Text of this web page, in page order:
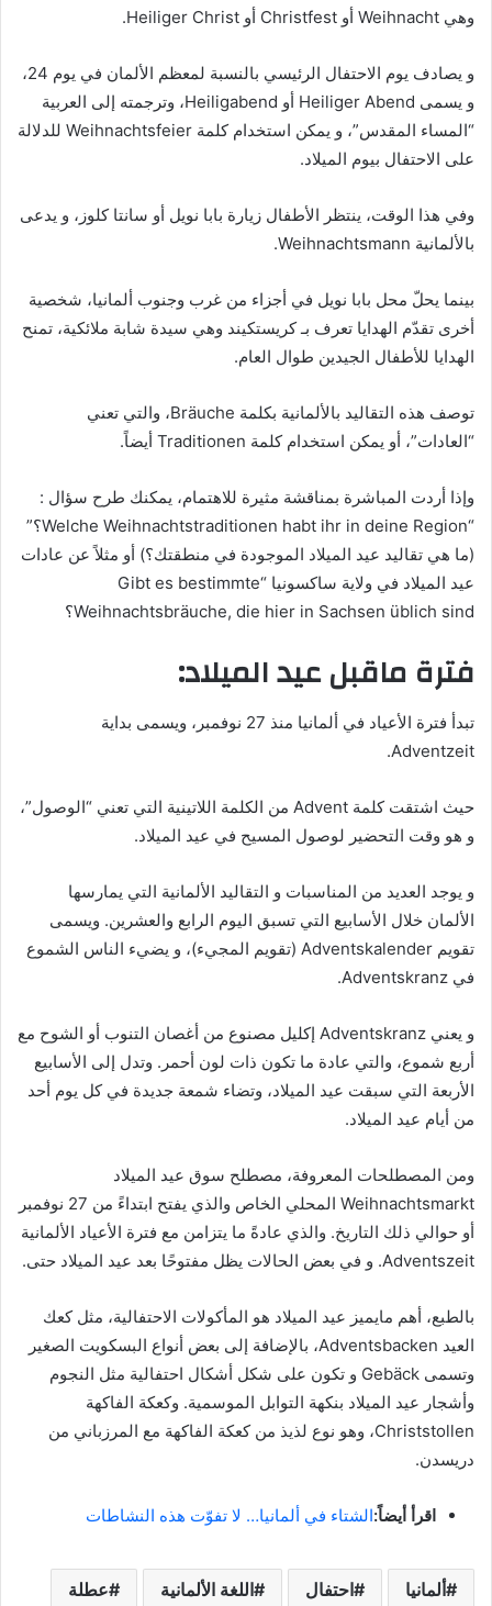
وهي Weihnacht أو Christfest أو Heiliger Christ.
و يصادف يوم الاحتفال الرئيسي بالنسبة لمعظم الألمان في يوم 24،
و يسمى Heiliger Abend أو Heiligabend، وترجمته إلى العربية
“المساء المقدس”، و يمكن استخدام كلمة Weihnachtsfeier للدلالة
على الاحتفال بيوم الميلاد.
وفي هذا الوقت، ينتظر الأطفال زيارة بابا نويل أو سانتا كلوز، و يدعى
بالألمانية Weihnachtsmann.
بينما يحلّ محل بابا نويل في أجزاء من غرب وجنوب ألمانيا، شخصية
أخرى تقدّم الهدايا تعرف بـ كريستكيند وهي سيدة شابة ملائكية، تمنح
الهدايا للأطفال الجيدين طوال العام.
توصف هذه التقاليد بالألمانية بكلمة Bräuche، والتي تعني
“العادات”، أو يمكن استخدام كلمة Traditionen أيضاً.
وإذا أردت المباشرة بمناقشة مثيرة للاهتمام، يمكنك طرح سؤال :
“Welche Weihnachtstraditionen habt ihr in deine Region؟”
(ما هي تقاليد عيد الميلاد الموجودة في منطقتك؟) أو مثلاً عن عادات
عيد الميلاد في ولاية ساكسونيا “Gibt es bestimmte
Weihnachtsbräuche, die hier in Sachsen üblich sind؟
فترة ماقبل عيد الميلاد:
تبدأ فترة الأعياد في ألمانيا منذ 27 نوفمبر، ويسمى بداية
Adventzeit.
حيث اشتقت كلمة Advent من الكلمة اللاتينية التي تعني “الوصول”،
و هو وقت التحضير لوصول المسيح في عيد الميلاد.
و يوجد العديد من المناسبات و التقاليد الألمانية التي يمارسها
الألمان خلال الأسابيع التي تسبق اليوم الرابع والعشرين. ويسمى
تقويم Adventskalender (تقويم المجيء)، و يضيء الناس الشموع
في Adventskranz.
و يعني Adventskranz إكليل مصنوع من أغصان التنوب أو الشوح مع
أربع شموع، والتي عادة ما تكون ذات لون أحمر. وتدل إلى الأسابيع
الأربعة التي سبقت عيد الميلاد، وتضاء شمعة جديدة في كل يوم أحد
من أيام عيد الميلاد.
ومن المصطلحات المعروفة، مصطلح سوق عيد الميلاد
Weihnachtsmarkt المحلي الخاص والذي يفتح ابتداءً من 27 نوفمبر
أو حوالي ذلك التاريخ. والذي عادةً ما يتزامن مع فترة الأعياد الألمانية
Adventszeit. و في بعض الحالات يظل مفتوحًا بعد عيد الميلاد حتى.
بالطبع، أهم مايميز عيد الميلاد هو المأكولات الاحتفالية، مثل كعك
العيد Adventsbacken، بالإضافة إلى بعض أنواع البسكويت الصغير
وتسمى Gebäck و تكون على شكل أشكال احتفالية مثل النجوم
وأشجار عيد الميلاد بنكهة التوابل الموسمية. وكعكة الفاكهة
Christstollen، وهو نوع لذيذ من كعكة الفاكهة مع المرزباني من
دريسدن.
اقرأ أيضاً:الشتاء في ألمانيا… لا تفوّت هذه النشاطات
ألمانيا احتفال اللغة الألمانية عطلة